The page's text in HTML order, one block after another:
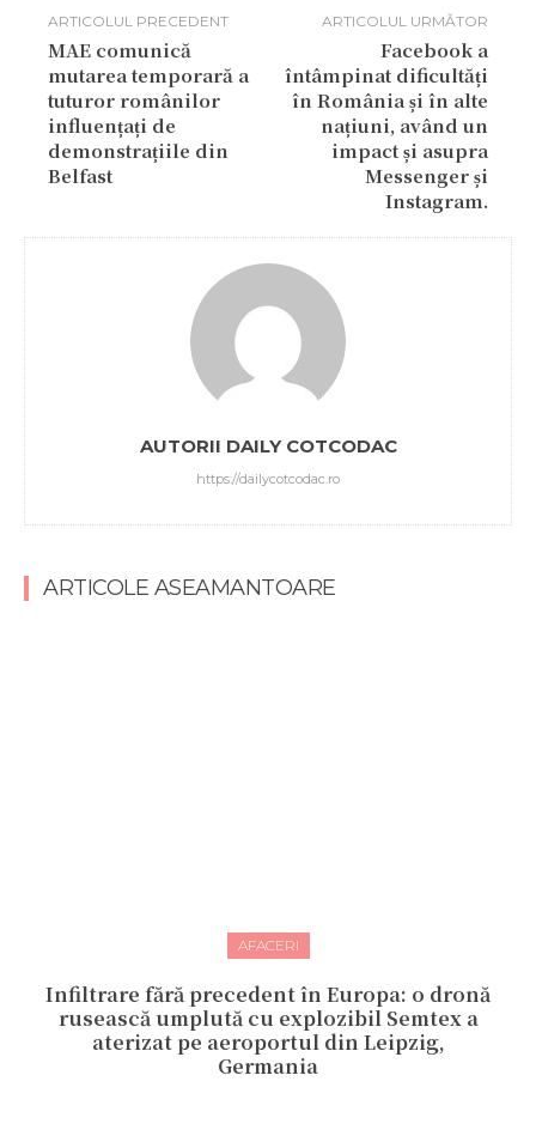
ARTICOLUL PRECEDENT
MAE comunică
mutarea temporară a
tuturor românilor
influențați de
demonstrațiile din
Belfast
ARTICOLUL URMĂTOR
Facebook a
întâmpinat dificultăți
în România și în alte
națiuni, având un
impact și asupra
Messenger și
Instagram.
AUTORII DAILY COTCODAC
https://dailycotcodac.ro
ARTICOLE ASEAMANTOARE
AFACERI
Infiltrare fără precedent în Europa: o dronă
rusească umplută cu explozibil Semtex a
aterizat pe aeroportul din Leipzig,
Germania